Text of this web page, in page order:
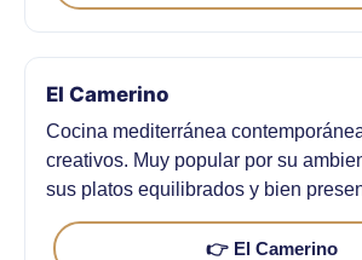
El Camerino
Cocina mediterránea
creativos. Muy popular por su
sus platos equilibrados y bien
👉 El Camerino